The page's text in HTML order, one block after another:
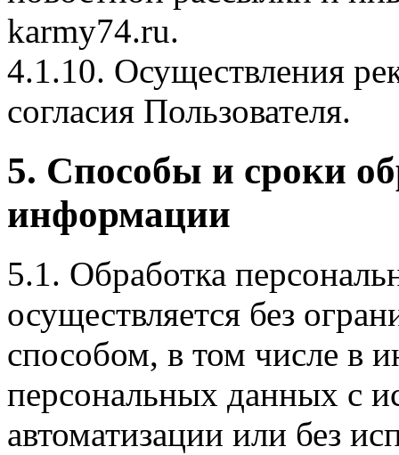
karmy74.ru.
4.1.10. Осуществления
согласия Пользователя.
5. Способы и сроки
информации
5.1. Обработка
осуществляется без
способом, в том числе в
персональных данных с
автоматизации или без